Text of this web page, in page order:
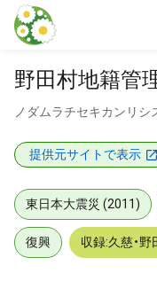
本文に飛ぶ
野田村地籍管
ノダムラチセキカンリシ
提供元サイトで表示
東日本大震災 (2011)
復興 収録:久慈・